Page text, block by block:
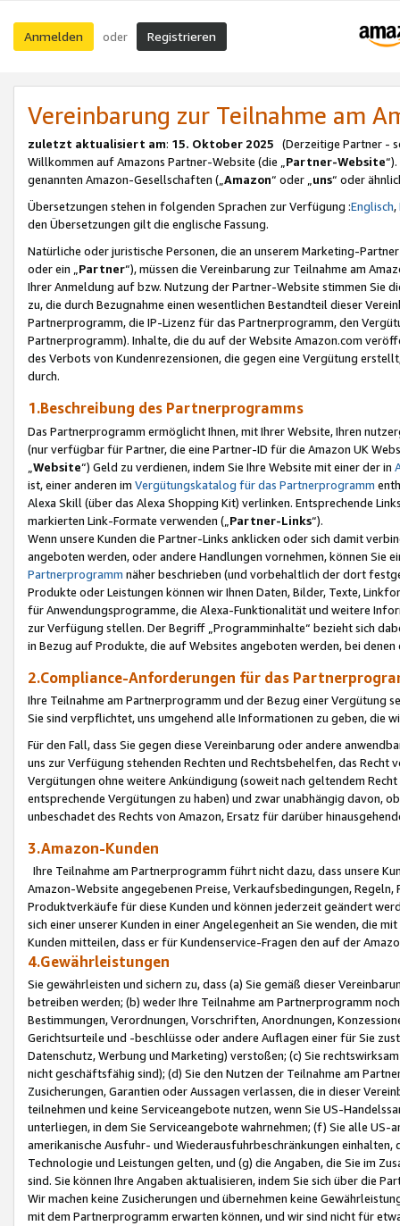
Anmelden oder Registrieren
Vereinbarung zur Teilnahme am
zuletzt aktualisiert am: 15. Oktober 2025 (Derzeitige Partner -
Willkommen auf Amazons Partner-Website (die „Partner-Website
genannten Amazon-Gesellschaften („Amazon“ oder „uns“ oder
Übersetzungen stehen in folgenden Sprachen zur Verfügung :Englisch,
den Übersetzungen gilt die englische Fassung.
Natürliche oder juristische Personen, die an unserem Marketing-
oder ein „Partner“), müssen die Vereinbarung zur Teilnahme am
Ihrer Anmeldung auf bzw. Nutzung der Partner-Website stimmen Sie
zu, die durch Bezugnahme einen wesentlichen Bestandteil dieser
Partnerprogramm, die IP-Lizenz für das Partnerprogramm, den
Partnerprogramm). Inhalte, die du auf der Website Amazon.com
des Verbots von Kundenrezensionen, die gegen eine Vergütung
durch.
1.Beschreibung des Partnerprogramms
Das Partnerprogramm ermöglicht Ihnen, mit Ihrer Website, Ihren
(nur verfügbar für Partner, die eine Partner-ID für die Amazon UK
Website“) Geld zu verdienen, indem Sie Ihre Website mit einer der in
ist, einer anderen im Vergütungskatalog für das Partnerprogramm
Alexa Skill (über das Alexa Shopping Kit) verlinken. Entsprechende
markierten Link-Formate verwenden („ Partner-Links“).
Wenn unsere Kunden die Partner-Links anklicken oder sich damit
angeboten werden, oder andere Handlungen vornehmen, können Sie
Partnerprogramm näher beschrieben (und vorbehaltlich der dort
Produkte oder Leistungen können wir Ihnen Daten, Bilder, Texte,
für Anwendungsprogramme, die Alexa-Funktionalität und weitere
zur Verfügung stellen. Der Begriff „Programminhalte“ bezieht sich
in Bezug auf Produkte, die auf Websites angeboten werden, bei
2.Compliance-Anforderungen für das
Ihre Teilnahme am Partnerprogramm und der Bezug einer Vergütung
Sie sind verpflichtet, uns umgehend alle Informationen zu geben, die
Für den Fall, dass Sie gegen diese Vereinbarung oder andere
uns zur Verfügung stehenden Rechten und Rechtsbehelfen, das
Vergütungen ohne weitere Ankündigung (soweit nach geltendem
entsprechende Vergütungen zu haben) und zwar unabhängig davon,
unbeschadet des Rechts von Amazon, Ersatz für darüber
3.Amazon-Kunden
Ihre Teilnahme am Partnerprogramm führt nicht dazu, dass unsere
Amazon-Website angegebenen Preise, Verkaufsbedingungen,
Produktverkäufe für diese Kunden und können jederzeit geändert
sich einer unserer Kunden in einer Angelegenheit an Sie wenden, die
Kunden mitteilen, dass er für Kundenservice-Fragen den auf der
4.Gewährleistungen
Sie gewährleisten und sichern zu, dass (a) Sie gemäß dieser
betreiben werden; (b) weder Ihre Teilnahme am Partnerprogramm
Bestimmungen, Verordnungen, Vorschriften, Anordnungen,
Gerichtsurteile und -beschlüsse oder andere Auflagen einer für Sie
Datenschutz, Werbung und Marketing) verstoßen; (c) Sie
nicht geschäftsfähig sind); (d) Sie den Nutzen der Teilnahme am
Zusicherungen, Garantien oder Aussagen verlassen, die in dieser
teilnehmen und keine Serviceangebote nutzen, wenn Sie US-
unterliegen, in dem Sie Serviceangebote wahrnehmen; (f) Sie alle
amerikanische Ausfuhr- und Wiederausfuhrbeschränkungen
Technologie und Leistungen gelten, und (g) die Angaben, die Sie im
sind. Sie können Ihre Angaben aktualisieren, indem Sie sich über die
Wir machen keine Zusicherungen und übernehmen keine
mit dem Partnerprogramm erwarten können, und wir sind nicht für